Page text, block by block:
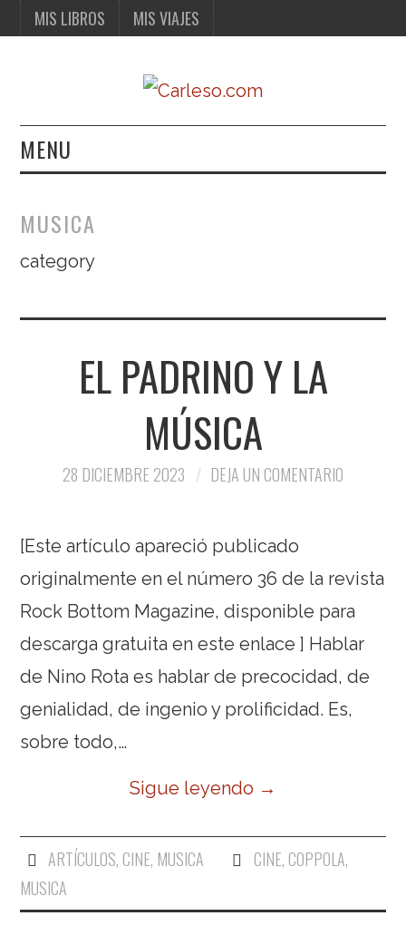
MIS LIBROS MIS VIAJES
MENU
MIS VIAJES
MUSICA
category
EL PADRINO Y LA
MÚSICA
28 DICIEMBRE 2023 DEJA UN COMENTARIO
[Este artículo apareció publicado
originalmente en el número 36 de la revista
Rock Bottom Magazine, disponible para
descarga gratuita en este enlace ] Hablar
de Nino Rota es hablar de precocidad, de
genialidad, de ingenio y prolificidad. Es,
sobre todo,…
Sigue leyendo →
ARTÍCULOS, CINE, MUSICA CINE, COPPOLA,
MUSICA